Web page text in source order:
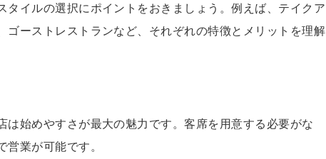
タイルの選択にポイントをおきましょう。例えば、テイクア
ゴーストレストランなど、それぞれの特徴とメリットを理解
は始めやすさが最大の魅力です。客席を用意する必要がな
業が可能です。